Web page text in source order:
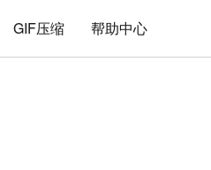
GIF压缩 帮助中心